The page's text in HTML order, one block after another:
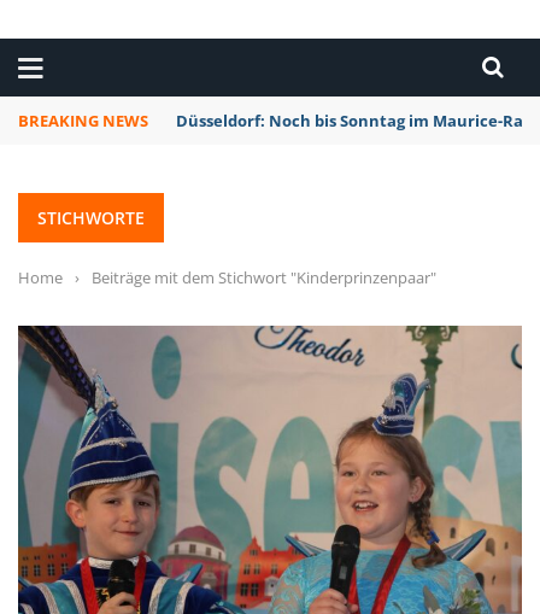
BREAKING NEWS Düsseldorf: Noch bis Sonntag im Maurice-
STICHWORTE
Home › Beiträge mit dem Stichwort "Kinderprinzenpaar"